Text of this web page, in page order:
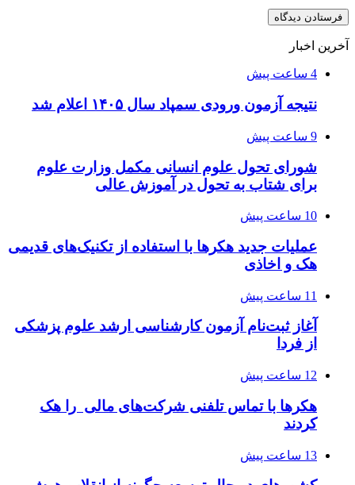
آخرین اخبار
4 ساعت پیش
نتیجه آزمون ورودی سمپاد سال ۱۴۰۵ اعلام شد
9 ساعت پیش
شورای تحول علوم انسانی مکمل وزارت علوم
برای شتاب به تحول در آموزش عالی
10 ساعت پیش
عملیات جدید هکرها با استفاده از تکنیک‌های قدیمی
هک و اخاذی
11 ساعت پیش
آغاز ثبت‌نام‌ آزمون کارشناسی ارشد علوم پزشکی
از فردا
12 ساعت پیش
هکرها با تماس تلفنی شرکت‌های مالی را هک
کردند
13 ساعت پیش